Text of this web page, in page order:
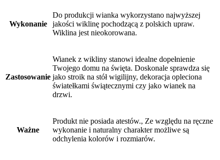
Wykonanie
Do produkcji wianka wykorzystano najwyższej
jakości wiklinę pochodzącą z polskich upraw.
Wiklina jest nieokorowana.
Zastosowanie
Wianek z wikliny stanowi idealne dopełnienie
Twojego domu na święta. Doskonale sprawdza się
jako stroik na stół wigilijny, dekoracja opleciona
światełkami świątecznymi czy jako wianek na
drzwi.
Ważne
Produkt nie posiada atestów., Ze względu na ręczne
wykonanie i naturalny charakter możliwe są
odchylenia kolorów i rozmiarów.